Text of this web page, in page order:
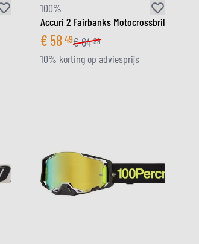
100%
Accuri 2 Fairbanks Motocrossbril
€ 58 49€64 99
10% korting op adviesprijs